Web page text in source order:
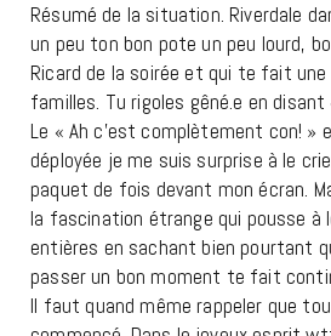
Résumé de la situation. Riverdale
un peu ton bon pote un peu lourd,
Ricard de la soirée et qui te fait une
familles. Tu rigoles gêné.e en disant
Le « Ah c’est complètement con! »
déployée je me suis surprise à le
paquet de fois devant mon écran.
la fascination étrange qui pousse à
entières en sachant bien pourtant
passer un bon moment te fait
Il faut quand même rappeler que